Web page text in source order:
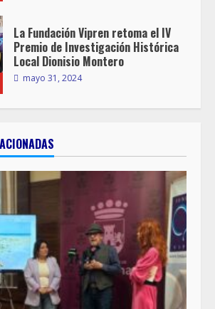
La Fundación Vipren retoma el IV
Premio de Investigación Histórica
Local Dionisio Montero
mayo 31, 2024